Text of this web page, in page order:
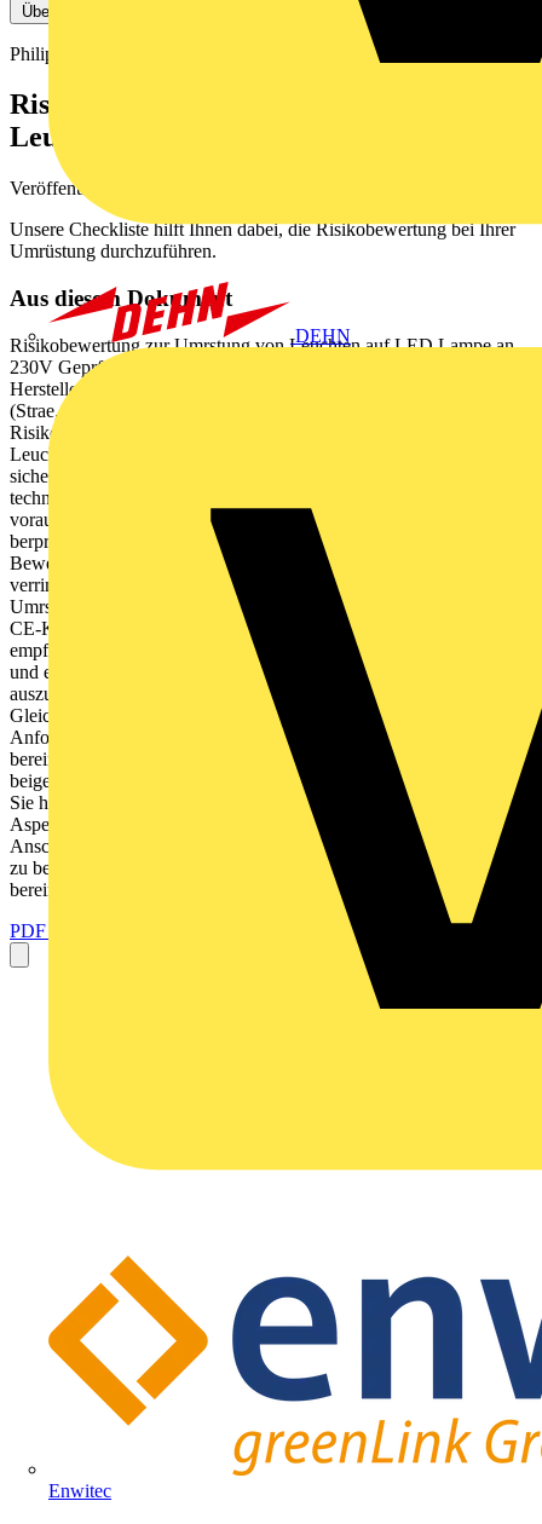
DEHN
Enwitec
Über diese PDF
Philips
Risikobewertung zur Umrüstung von
Leuchten auf LED-Lampe an 230V
Veröffentlicht: 29. Januar 2024
Unsere Checkliste hilft Ihnen dabei, die Risikobewertung bei Ihrer
Umrüstung durchzuführen.
Aus diesem Dokument
Risikobewertung zur Umrstung von Leuchten auf LED Lampe an
230V Geprft von: Leuchtentyp: (Schutzklasse/ ggf.
Herstellerbezeichnung vom Typenschild eintragen) Montageort:
(Strae, Gebude, Raum, Position im Raum) Datum: Ziel der
Risikobewertung ist es, den technischen Zustand der umzurstenden
Leuchte bzw. der Beleuchtungsanlage im Hinblick auf
sicherheitsrelevante Aspekte zu ermitteln. Die Leuchten mssen
technisch, lichttechnisch fr den Weitergebrauch und fr die
voraussichtliche Lebensdauer geeignet sein und sind darauf zu
berprfen. Im Folgenden finden Sie eine Auflistung der
Bewertungskriterien. Werden alle Kriterien besttigt, d.h. das Risiko
verringert sich oder bleibt unverndert, erfhrt die Leuchte durch die
Umrstung keine wesentliche Vernderung. Damit ist eine Prfung der
CE-Konformitt der umgersteten Leuchte nicht erforderlich. Signify
empfiehlt dieses Dokument fr eine Risikobewertung zu verwenden
und es dem Auftraggeber ausgefllt und unterschrieben
auszuhndigen. Zustzlich ist die Lichtqualitt (z.B. Beleuchtungsstrke,
Gleichmigkeit und Blendung) zu berprfen und muss mit den
Anforderungen an die Sehaufgabe gem Norm 12464-1
bereinstimmen. Die Umrstung ist gem der der LED Lampe
beigelegten Installationsanleitung durchzufhren. Bei Fragen knnen
Sie hier Kontakt mit uns aufnehmen. Zu prfen sind folgende
Aspekte: Vor der Umrstung Geprft Umgebungs- und
Anschlussbedingungen Die Umgebungsbedingungen vor Ort sind
zu berprfen und mssen mit der Spezifikation der Leuchte
bereinstimmen. Zu...
PDF öffnen